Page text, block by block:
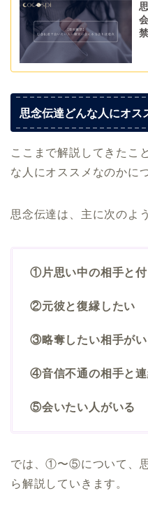
思念伝達どんな人にオス
ここまで解説してきたこ
な人にオススメなのかに
思念伝達は、主に次のよ
①片思い中の相手と
②元彼と復縁したい
③略奪したい相手がい
④音信不通の相手と
⑤会いたい人がいる
では、①〜⑤について、
ら解説していきます。